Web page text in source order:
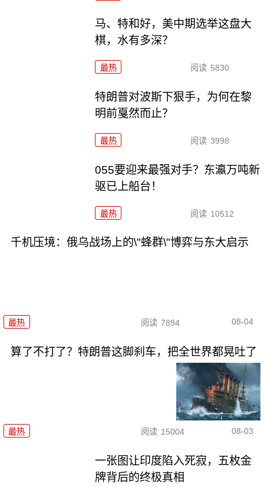
马、特和好，美中期选举这盘大
棋，水有多深？
最热 阅读 5830
特朗普对波斯下狠手，为何在黎
明前戛然而止？
最热 阅读 3998
055要迎来最强对手？东瀛万吨新
驱已上船台！
最热 阅读 10512
千机压境：俄乌战场上的\"蜂群\"博弈与东大启示
最热 阅读 7894 08-04
算了不打了？特朗普这脚刹车，把全世界都晃吐了
最热 阅读 15004 08-03
一张图让印度陷入死寂，五枚金
牌背后的终极真相